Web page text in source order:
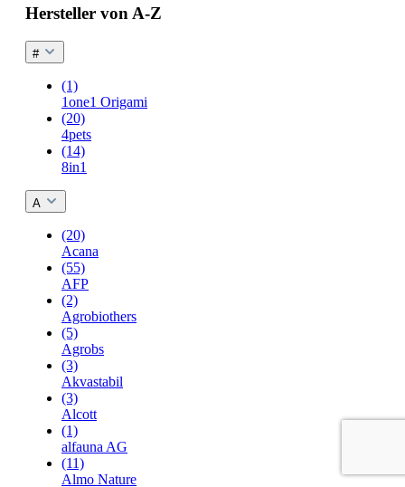
Hersteller von A-Z
#
(1)
1one1 Origami
(20)
4pets
(14)
8in1
A
(20)
Acana
(55)
AFP
(2)
Agrobiothers
(5)
Agrobs
(3)
Akvastabil
(3)
Alcott
(1)
alfauna AG
(11)
Almo Nature